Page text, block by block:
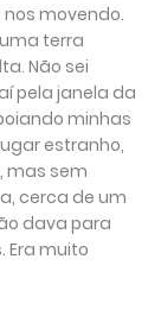
movendo.
terra
Não sei
pela janela da
minhas
estranho,
mas sem
cerca de um
dava para
Era muito